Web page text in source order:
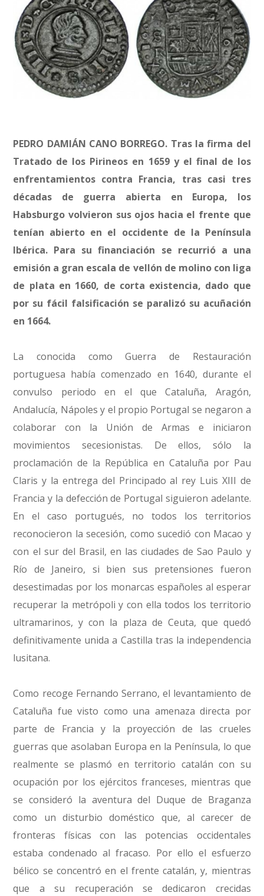
PEDRO DAMIÁN CANO BORREGO. Tras la firma del
Tratado de los Pirineos en 1659 y el final de los
enfrentamientos contra Francia, tras casi tres
décadas de guerra abierta en Europa, los
Habsburgo volvieron sus ojos hacia el frente que
tenían abierto en el occidente de la Península
Ibérica. Para su financiación se recurrió a una
emisión a gran escala de vellón de molino con liga
de plata en 1660, de corta existencia, dado que
por su fácil falsificación se paralizó su acuñación
en 1664.
La conocida como Guerra de Restauración
portuguesa había comenzado en 1640, durante el
convulso periodo en el que Cataluña, Aragón,
Andalucía, Nápoles y el propio Portugal se negaron a
colaborar con la Unión de Armas e iniciaron
movimientos secesionistas. De ellos, sólo la
proclamación de la República en Cataluña por Pau
Claris y la entrega del Principado al rey Luis XIII de
Francia y la defección de Portugal siguieron adelante.
En el caso portugués, no todos los territorios
reconocieron la secesión, como sucedió con Macao y
con el sur del Brasil, en las ciudades de Sao Paulo y
Río de Janeiro, si bien sus pretensiones fueron
desestimadas por los monarcas españoles al esperar
recuperar la metrópoli y con ella todos los territorio
ultramarinos, y con la plaza de Ceuta, que quedó
definitivamente unida a Castilla tras la independencia
lusitana.
Como recoge Fernando Serrano, el levantamiento de
Cataluña fue visto como una amenaza directa por
parte de Francia y la proyección de las crueles
guerras que asolaban Europa en la Península, lo que
realmente se plasmó en territorio catalán con su
ocupación por los ejércitos franceses, mientras que
se consideró la aventura del Duque de Braganza
como un disturbio doméstico que, al carecer de
fronteras físicas con las potencias occidentales
estaba condenado al fracaso. Por ello el esfuerzo
bélico se concentró en el frente catalán, y, mientras
que a su recuperación se dedicaron crecidas